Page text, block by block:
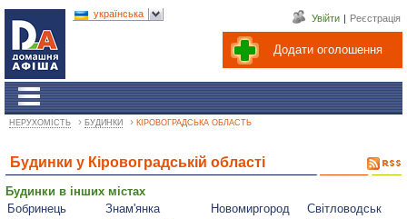
Додати оголошення
Увійти | Реєстрація
українська
НЕРУХОМІСТЬ › БУДИНКИ › КІРОВОГРАДСЬКА ОБЛАСТЬ
Будинки у Кіровоградській області
Будинки в інших містах
Бобринець
Знам'янка
Новомиргород
Світловодськ